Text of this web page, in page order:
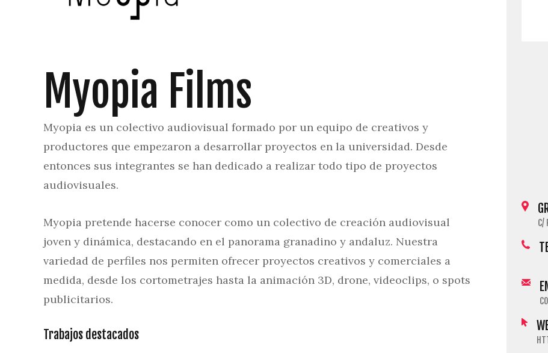
Myopia Films
Myopia es un colectivo audiovisual formado por un equipo de creativos y
productores que empezaron a desarrollar proyectos en la universidad. Desde
entonces sus integrantes se han dedicado a realizar todo tipo de proyectos
audiovisuales.
Myopia pretende hacerse conocer como un colectivo de creación audiovisual
joven y dinámica, destacando en el panorama granadino y andaluz. Nuestra
variedad de perfiles nos permiten ofrecer proyectos creativos y comerciales a
medida, desde los cortometrajes hasta la animación 3D, drone, videoclips, o spots
publicitarios.
Trabajos destacados
C/